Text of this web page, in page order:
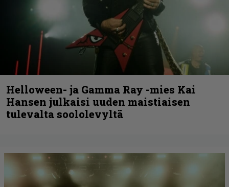
Helloween- ja Gamma Ray -mies Kai
Hansen julkaisi uuden maistiaisen
tulevalta soololevyltä